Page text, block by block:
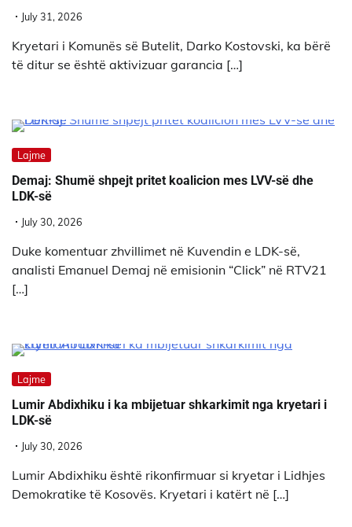
July 31, 2026
Kryetari i Komunës së Butelit, Darko Kostovski, ka bërë
të ditur se është aktivizuar garancia […]
Lajme
Demaj: Shumë shpejt pritet koalicion mes LVV-së dhe
LDK-së
July 30, 2026
Duke komentuar zhvillimet në Kuvendin e LDK-së,
analisti Emanuel Demaj në emisionin “Click” në RTV21
[…]
Lajme
Lumir Abdixhiku i ka mbijetuar shkarkimit nga kryetari i
LDK-së
July 30, 2026
Lumir Abdixhiku është rikonfirmuar si kryetar i Lidhjes
Demokratike të Kosovës. Kryetari i katërt në […]